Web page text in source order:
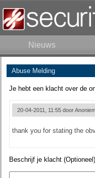
Nieuws
Abuse Melding
Je hebt een klacht over de
20-04-2011, 11:55 door
thank you for stating the
Beschrijf je klacht